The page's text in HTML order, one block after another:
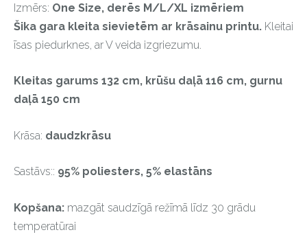
Izmērs: One Size, derēs M/L/XL izmēriem
Šika gara kleita sievietēm ar krāsainu printu. Kleitai
īsas piedurknes, ar V veida izgriezumu.
Kleitas garums 132 cm, krūšu daļā 116 cm, gurnu
daļā 150 cm
Krāsa: daudzkrāsu
Sastāvs:: 95% poliesters, 5% elastāns
Kopšana: mazgāt saudzīgā režīmā līdz 30 grādu
temperatūrai